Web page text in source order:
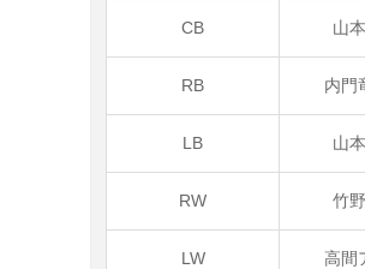
CB 山
RB 内門
LB 山
RW 竹
LW 高間